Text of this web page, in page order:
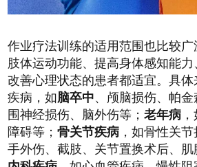
作业疗法训练的适用范围也比较
肢体运动功能、提高身体感知能力
改善心理状态的患者都适宜。具
疾病，如脑卒中、颅脑损伤、帕
围神经损伤、脑外伤等 ；老年病
障碍等；骨关节疾病 ，如骨性关
手外伤、截肢、关节置换术后、肌